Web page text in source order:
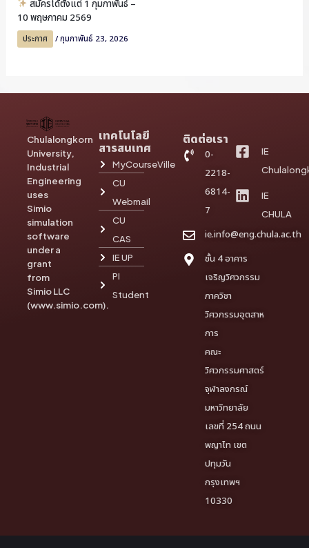
สมัครได้ตั้งแต่ 1 กุมภาพันธ์ –
10 พฤษภาคม 2569
ประกาศ /กุมภาพันธ์ 23, 2026
Chulalongkorn
University,
Industrial
Engineering
uses
Simio
simulation
software
under a
grant
from
Simio LLC
(www.simio.com).
เทคโนโลยี
สารสนเทศ
MyCourseVille
CU
Webmail
CU
CAS
IE UP
PI
Student
ติดต่อเรา
0-
2218-
6814-
7
ie.info@eng.chula.ac.th
ชั้น 4 อาคาร
เจริญวิศวกรรม
ภาควิชา
วิศวกรรมอุตสาห
การ
คณะ
วิศวกรรมศาสตร์
จุฬาลงกรณ์
มหาวิทยาลัย
เลขที่ 254 ถนน
พญาไท เขต
ปทุมวัน
กรุงเทพฯ
10330
IE
IE
CHULA